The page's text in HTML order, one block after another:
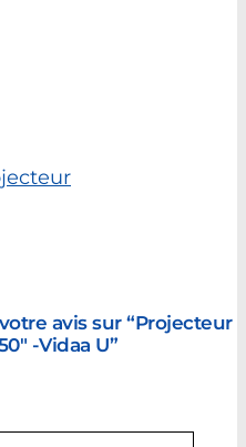
avis sur “Projecteur
-Vidaa U”